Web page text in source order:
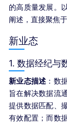
的高质量发展。
阐述，直接聚焦
新业态
1. 数据经纪与
新业态描述 ：数
旨在解决数据流
提供数据匹配、
有效配置；而数